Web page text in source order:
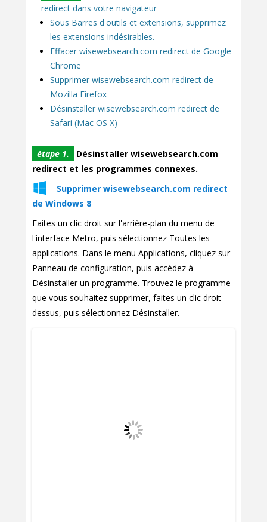
redirect dans votre navigateur
Sous Barres d'outils et extensions, supprimez
les extensions indésirables.
Effacer wisewebsearch.com redirect de Google
Chrome
Supprimer wisewebsearch.com redirect de
Mozilla Firefox
Désinstaller wisewebsearch.com redirect de
Safari (Mac OS X)
étape 1.
Désinstaller wisewebsearch.com
redirect et les programmes connexes.
Supprimer wisewebsearch.com redirect
de Windows 8
Faites un clic droit sur l'arrière-plan du menu de
l'interface Metro, puis sélectionnez Toutes les
applications. Dans le menu Applications, cliquez sur
Panneau de configuration, puis accédez à
Désinstaller un programme. Trouvez le programme
que vous souhaitez supprimer, faites un clic droit
dessus, puis sélectionnez Désinstaller.